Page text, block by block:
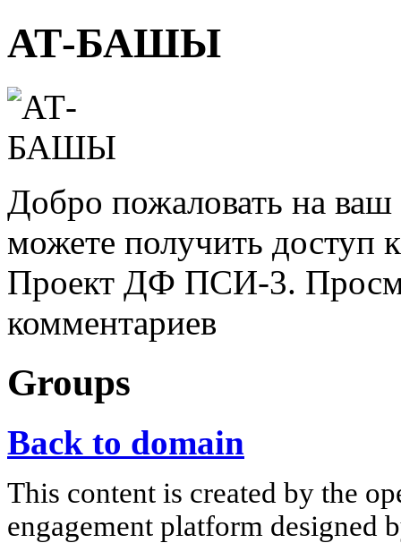
АТ-БАШЫ
Добро пожаловать на
можете получить доступ
Проект ДФ ПСИ-3.
комментариев
Groups
Back to domain
This content is created by the
engagement platform designed